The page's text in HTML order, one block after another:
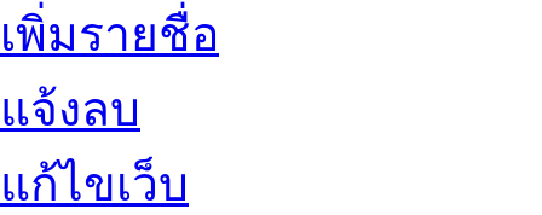
เพิ่มรายชื่อ
แจ้งลบ
แก้ไขเว็บ